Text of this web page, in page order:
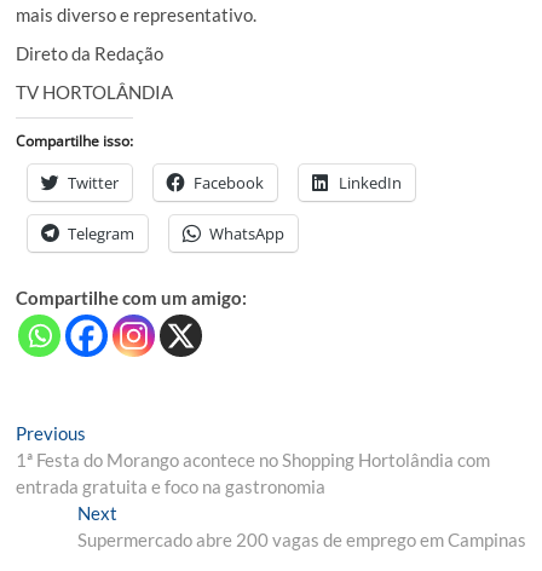
mais diverso e representativo.
Direto da Redação
TV HORTOLÂNDIA
Compartilhe isso:
Twitter Facebook LinkedIn
Telegram WhatsApp
Compartilhe com um amigo:
Navegação
de
Post
Previous
post:
1ª Festa do Morango acontece no Shopping Hortolândia com
entrada gratuita e foco na gastronomia
NextNext
post:
Supermercado abre 200 vagas de emprego em Campinas